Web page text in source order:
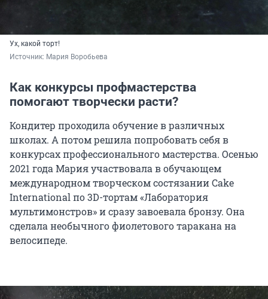
Ух, какой торт!
Источник: Мария Воробьева
Как конкурсы профмастерства
помогают творчески расти?
Кондитер проходила обучение в различных
школах. А потом решила попробовать себя в
конкурсах профессионального мастерства. Осенью
2021 года Мария участвовала в обучающем
международном творческом состязании Cake
International по3D-тортам«Лаборатория
мультимонстров» и сразу завоевала бронзу. Она
сделала необычного фиолетового таракана на
велосипеде.